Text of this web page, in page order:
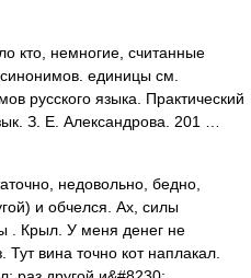
кто, немногие, считанные
единицы см.
русского языка. Практический
З. Е. Александрова. 201 …
недовольно, бедно,
и обчелся. Ах, силы
. Крыл. У меня денег не
Тут вина точно кот наплакал.